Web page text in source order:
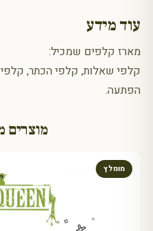
עוד מידע
מארז קלפים שמכיל:
קלפי שאלות, קלפי הכתר,
הפתעה.
מוצרים
מומלץ